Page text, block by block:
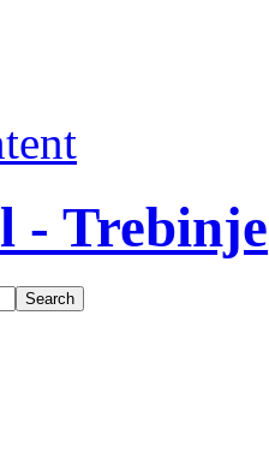
- Trebinje